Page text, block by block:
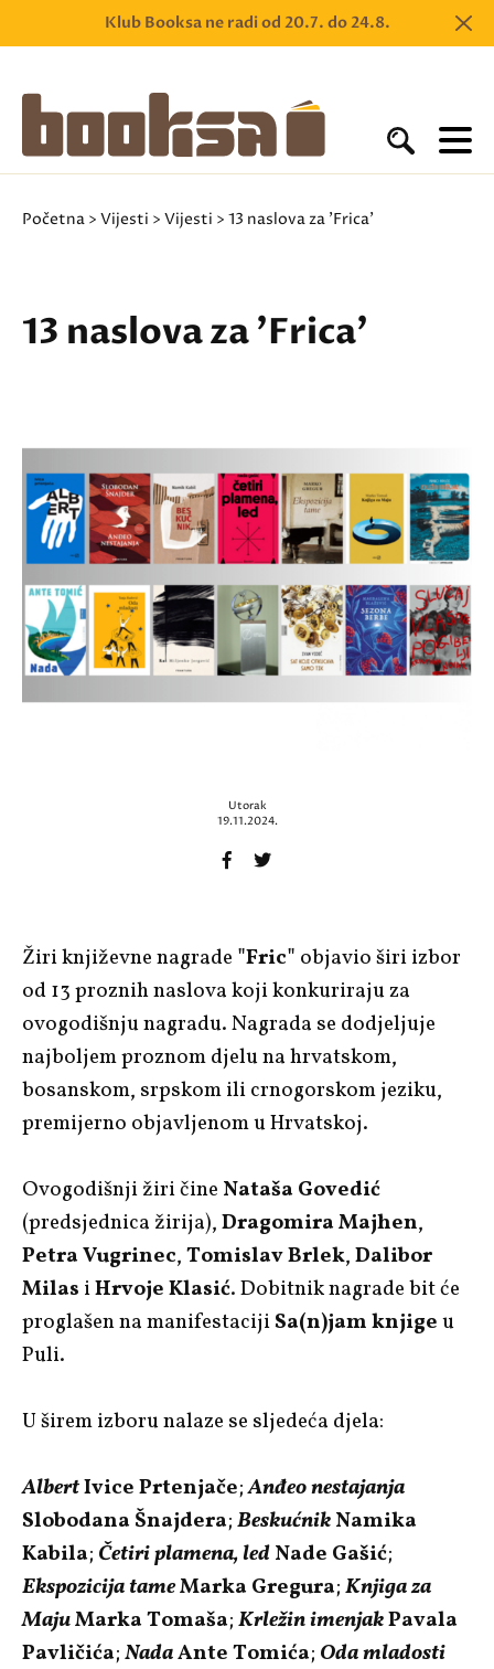
Klub Booksa ne radi od 20.7. do 24.8.
Početna > Vijesti > Vijesti > 13 naslova za 'Frica'
13 naslova za 'Frica'
Utorak
19.11.2024.
Žiri književne nagrade "Fric" objavio širi izbor
od 13 proznih naslova koji konkuriraju za
ovogodišnju nagradu. Nagrada se dodjeljuje
najboljem proznom djelu na hrvatskom,
bosanskom, srpskom ili crnogorskom jeziku,
premijerno objavljenom u Hrvatskoj.
Ovogodišnji žiri čine Nataša Govedić
(predsjednica žirija),Dragomira Majhen,
Petra Vugrinec,Tomislav Brlek,Dalibor
Milas iHrvoje Klasić. Dobitnik nagrade bit će
proglašen na manifestacijiSa(n)jam knjigeu
Puli.
U širem izboru nalaze se sljedeća djela:
AlbertIvice Prtenjače;Anđeo nestajanja
Slobodana Šnajdera;BeskućnikNamika
Kabila; Četiri plamena, ledNade Gašić;
Ekspozicija tameMarka Gregura;Knjiga za
MajuMarka Tomaša;Krležin imenjakPavala
Pavličića;NadaAnte Tomića; Oda mladosti